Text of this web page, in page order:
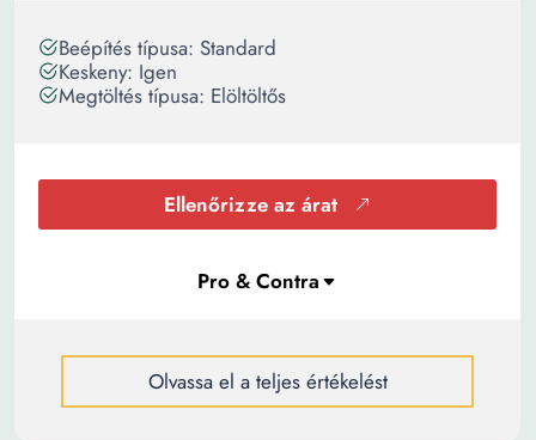
Beépítés típusa: Standard
Keskeny: Igen
Megtöltés típusa: Elöltöltős
Ellenőrizze az árat
Olvassa el a teljes értékelést